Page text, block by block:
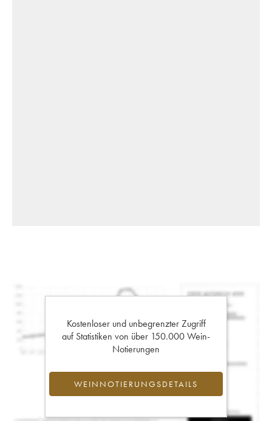
Kostenloser und unbegrenzter Zugriff
auf Statistiken von über 150.000 Wein-
Notierungen
WEINNOTIERUNGSDETAILS